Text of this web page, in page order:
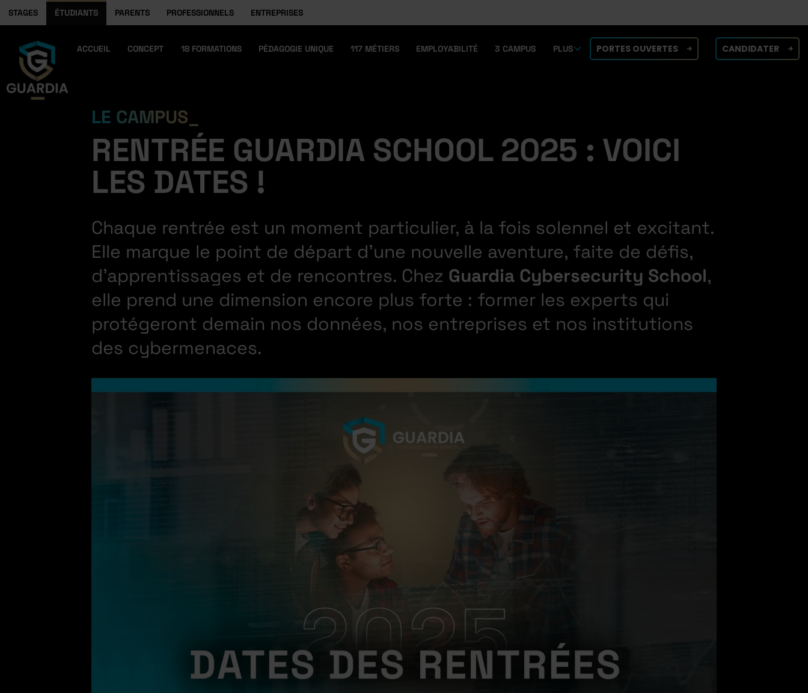
STAGES ÉTUDIANTS PARENTS PROFESSIONNELS ENTREPRISES
ACCUEIL CONCEPT 18 FORMATIONS PÉDAGOGIE UNIQUE 117 MÉTIERS EMPLOYABILITÉ 3 CAMPUS PLUS PORTES OUVERTES CANDIDATER
LE CAMPUS
RENTRÉE GUARDIA SCHOOL 2025 : VOICI
LES DATES !
Chaque rentrée est un moment particulier, à la fois solennel et excitant.
Elle marque le point de départ d’une nouvelle aventure, faite de défis,
d’apprentissages et de rencontres. Chez Guardia Cybersecurity School,
elle prend une dimension encore plus forte : former les experts qui
protégeront demain nos données, nos entreprises et nos institutions
des cybermenaces.